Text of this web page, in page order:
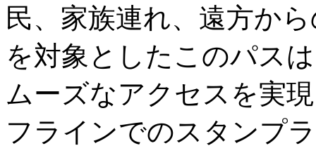
民、家族連れ、遠方か
を対象としたこのパス
ムーズなアクセスを実
フラインでのスタンプ